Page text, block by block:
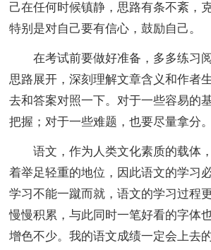
己在任何时候镇静，思路有条不紊，
特别是对自己要有信心，鼓励自己。
在考试前要做好准备，多多练习
思路展开，深刻理解文章含义和作者
去和答案对照一下。对于一些容易的
把握；对于一些难题，也要尽量拿分。
语文，作为人类文化素质的载体
着举足轻重的地位，因此语文的学习
学习不能一蹴而就，语文的学习过程
慢慢积累，与此同时一笔好看的字体
增色不少。我的语文成绩一定会上去